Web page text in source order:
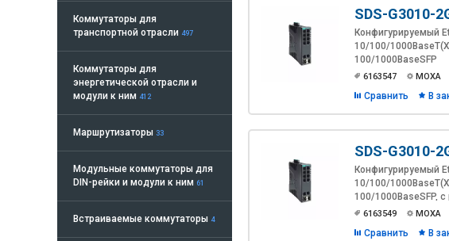
Коммутаторы для
транспортной отрасли 497
Коммутаторы для
энергетической отрасли и
модули к ним 412
Маршрутизаторы 33
Модульные коммутаторы для
DIN-рейки и модули к ним 61
Встраиваемые коммутаторы 4
SDS-G3010-
Конфигурируемый
10/100/
100/1000BaseSFP
6163547 MOXA
Сравнить В
SDS-G3010-
Конфигурируемый
10/100/
100/1000BaseSFP,
6163549 MOXA
Сравнить В